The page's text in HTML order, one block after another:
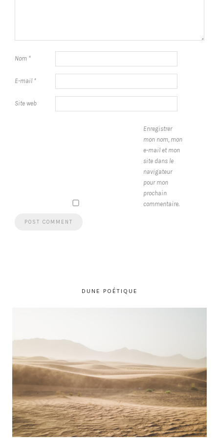
Nom *
E-mail *
Site web
Enregistrer
mon nom, mon
e-mail et mon
site dans le
navigateur
pour mon
prochain
commentaire.
DUNE POÉTIQUE